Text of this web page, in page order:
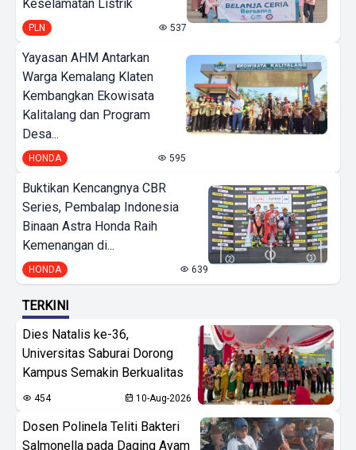
Keselamatan Listrik
PLN 537
Yayasan AHM Antarkan
Warga Kemalang Klaten
Kembangkan Ekowisata
Kalitalang dan Program
Desa...
HONDA 595
Buktikan Kencangnya CBR
Series, Pembalap Indonesia
Binaan Astra Honda Raih
Kemenangan di...
HONDA 639
TERKINI
Dies Natalis ke-36,
Universitas Saburai Dorong
Kampus Semakin Berkualitas
454 10-Aug-2026
Dosen Polinela Teliti Bakteri
Salmonella pada Daging Ayam